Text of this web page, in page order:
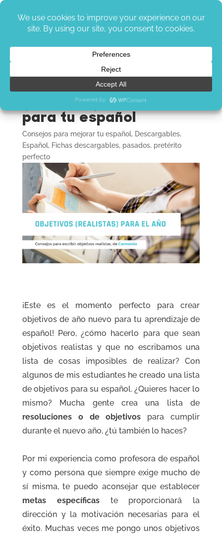
Cómo crear objetivos
(realistas) de año nuevo
para tu español
Consejos para mejorar tu español, Descargables,
Español, Fichas descargables, pasados, pretérito
perfecto
¡Este es el momento perfecto para crear
objetivos de año nuevo para tu aprendizaje de
español! Pero, ¿cómo hacerlo para que sean
objetivos realistas y que no escribamos una
lista de cosas imposibles de realizar? Con
algunos de mis estudiantes he creado una lista
de objetivos para su español. ¿Quieres hacer lo
mismo? Mucha gente crea una lista de
resoluciones o de objetivos para cumplir
durante el nuevo año, ¿tú también lo haces?
Por mi experiencia como profesora de español
y como persona que siempre exige mucho de
sí misma, te puedo aconsejar que establecer
metas específicaste proporcionará la
dirección y la motivación necesarias para el
éxito. Muchas veces me pongo unos objetivos